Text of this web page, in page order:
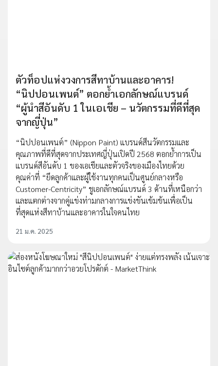
ตัวท็อปแห่งวงการสีทาบ้านและอาคาร!
“นิปปอนเพนต์” ตอกย้ำเอกลักษณ์แบรนด์
“ผู้นำสีอันดับ 1 ในเอเชีย – นวัตกรรมที่ดีที่สุด
จากญี่ปุ่น”
“นิปปอนเพนต์” (Nippon Paint) แบรนด์สีนวัตกรรมและ
คุณภาพที่ดีที่สุดจากประเทศญี่ปุ่นเปิดปี 2568 ตอกย้ำการเป็น
แบรนด์สีอันดับ 1 ของเอเชียและตัวจริงของเมืองไทยด้วย
คุณค่าที่ “ยึดลูกค้าและผู้ใช้งานทุกคนเป็นศูนย์กลางหรือ
Customer-Centricity” ชูเอกลักษณ์แบรนด์ 3 ด้านที่เหนือกว่า
และแตกต่างจากคู่แข่งท่ามกลางการแข่งขันเข้มข้นเพื่อเป็น
ที่สุดแห่งสีทาบ้านและอาคารในใจคนไทย
21 ม.ค. 2025